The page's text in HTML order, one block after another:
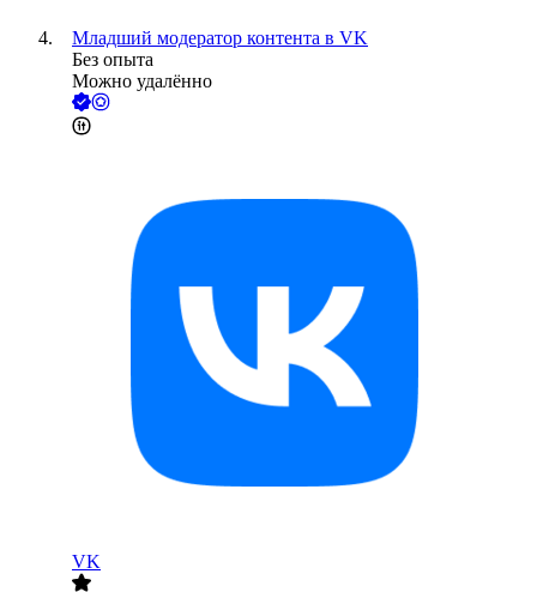
Младший модератор контента в VK
Без опыта
Можно удалённо
VK